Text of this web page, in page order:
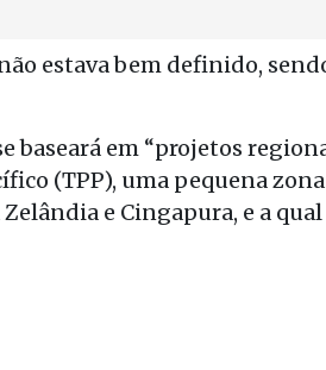
estava bem definido,
baseará em “projetos
(TPP), uma pequena
e Cingapura, e a